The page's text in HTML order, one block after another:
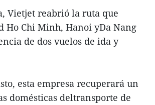
Vietjet reabrió la ruta que
Ho Chi Minh, Hanoi yDa Nang
de dos vuelos de ida y
esta empresa recuperará un
domésticas deltransporte de